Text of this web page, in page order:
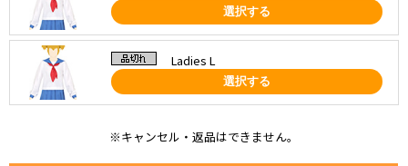
選択する
Ladies L
選択する
※キャンセル・返品はできません。